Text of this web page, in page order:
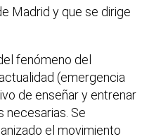
Madrid y que se dirige
fenómeno del
(emergencia
de enseñar y entrenar
necesarias. Se
el movimiento